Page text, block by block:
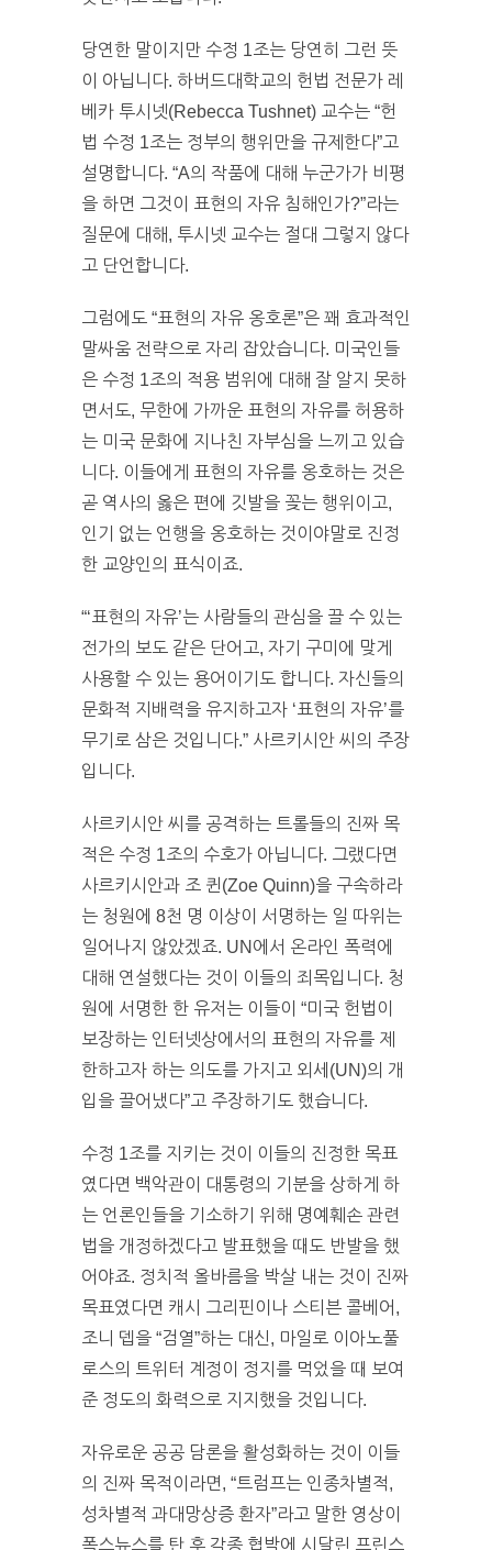
당연한 말이지만 수정 1조는 당연히 그런 뜻
이 아닙니다. 하버드대학교의 헌법 전문가 레
베카 투시넷(Rebecca Tushnet) 교수는 “헌
법 수정 1조는 정부의 행위만을 규제한다”고
설명합니다. “A의 작품에 대해 누군가가 비평
을 하면 그것이 표현의 자유 침해인가?”라는
질문에 대해, 투시넷 교수는 절대 그렇지 않다
고 단언합니다.
그럼에도 “표현의 자유 옹호론”은 꽤 효과적인
말싸움 전략으로 자리 잡았습니다. 미국인들
은 수정 1조의 적용 범위에 대해 잘 알지 못하
면서도, 무한에 가까운 표현의 자유를 허용하
는 미국 문화에 지나친 자부심을 느끼고 있습
니다. 이들에게 표현의 자유를 옹호하는 것은
곧 역사의 옳은 편에 깃발을 꽂는 행위이고,
인기 없는 언행을 옹호하는 것이야말로 진정
한 교양인의 표식이죠.
“‘표현의 자유’는 사람들의 관심을 끌 수 있는
전가의 보도 같은 단어고, 자기 구미에 맞게
사용할 수 있는 용어이기도 합니다. 자신들의
문화적 지배력을 유지하고자 ‘표현의 자유’를
무기로 삼은 것입니다.” 사르키시안 씨의 주장
입니다.
사르키시안 씨를 공격하는 트롤들의 진짜 목
적은 수정 1조의 수호가 아닙니다. 그랬다면
사르키시안과 조 퀸(Zoe Quinn)을 구속하라
는 청원에 8천 명 이상이 서명하는 일 따위는
일어나지 않았겠죠. UN에서 온라인 폭력에
대해 연설했다는 것이 이들의 죄목입니다. 청
원에 서명한 한 유저는 이들이 “미국 헌법이
보장하는 인터넷상에서의 표현의 자유를 제
한하고자 하는 의도를 가지고 외세(UN)의 개
입을 끌어냈다”고 주장하기도 했습니다.
수정 1조를 지키는 것이 이들의 진정한 목표
였다면 백악관이 대통령의 기분을 상하게 하
는 언론인들을 기소하기 위해 명예훼손 관련
법을 개정하겠다고 발표했을 때도 반발을 했
어야죠. 정치적 올바름을 박살 내는 것이 진짜
목표였다면 캐시 그리핀이나 스티븐 콜베어,
조니 뎁을 “검열”하는 대신, 마일로 이아노풀
로스의 트위터 계정이 정지를 먹었을 때 보여
준 정도의 화력으로 지지했을 것입니다.
자유로운 공공 담론을 활성화하는 것이 이들
의 진짜 목적이라면, “트럼프는 인종차별적,
성차별적 과대망상증 환자”라고 말한 영상이
폭스뉴스를 탄 후 각종 협박에 시달린 프린스